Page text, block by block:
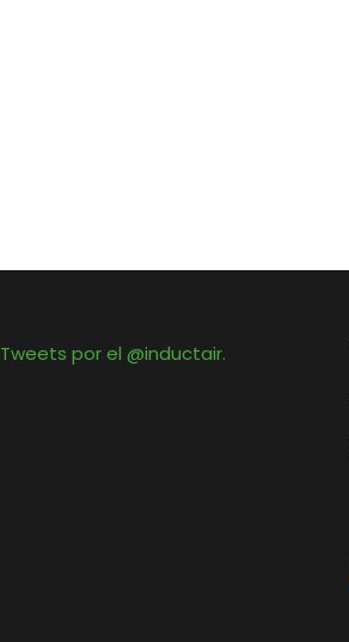
Tweets por el @inductair.